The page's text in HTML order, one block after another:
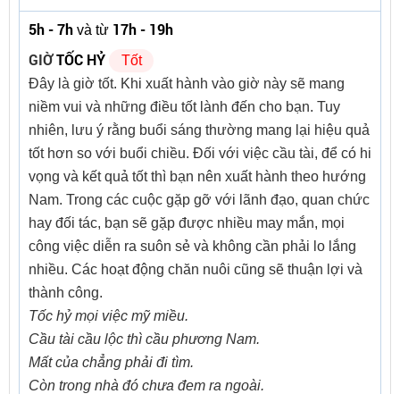
5h - 7h và từ 17h - 19h
GIỜTỐC HỶ
Tốt
Đây là giờ tốt. Khi xuất hành vào giờ này sẽ mang
niềm vui và những điều tốt lành đến cho bạn. Tuy
nhiên, lưu ý rằng buổi sáng thường mang lại hiệu quả
tốt hơn so với buổi chiều. Đối với việc cầu tài, để có hi
vọng và kết quả tốt thì bạn nên xuất hành theo hướng
Nam. Trong các cuộc gặp gỡ với lãnh đạo, quan chức
hay đối tác, bạn sẽ gặp được nhiều may mắn, mọi
công việc diễn ra suôn sẻ và không cần phải lo lắng
nhiều. Các hoạt động chăn nuôi cũng sẽ thuận lợi và
thành công.
Tốc hỷ mọi việc mỹ miều.
Cầu tài cầu lộc thì cầu phương Nam.
Mất của chẳng phải đi tìm.
Còn trong nhà đó chưa đem ra ngoài.